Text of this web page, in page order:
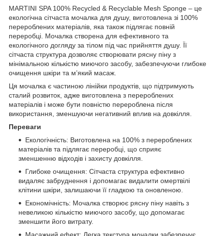
MARTINI SPA 100% Recycled & Recyclable Mesh Sponge – це
екологічна сітчаста мочалка для душу, виготовлена зі 100%
перероблених матеріалів, яка також підлягає повній
переробці. Мочалка створена для ефективного та
екологічного догляду за тілом під час прийняття душу. Її
сітчаста структура дозволяє створювати рясну піну з
мінімальною кількістю миючого засобу, забезпечуючи глибоке
очищення шкіри та м’який масаж.
Ця мочалка є частиною лінійки продуктів, що підтримують
сталий розвиток, адже виготовлена з перероблених
матеріалів і може бути повністю перероблена після
використання, зменшуючи негативний вплив на довкілля.
Переваги
Екологічність: Виготовлена на 100% з перероблених
матеріалів та підлягає переробці, що сприяє
зменшенню відходів і захисту довкілля.
Глибоке очищення: Сітчаста структура ефективно
видаляє забруднення і допомагає видалити омертвілі
клітини шкіри, залишаючи її гладкою та оновленою.
Економічність: Мочалка створює рясну піну навіть з
невеликою кількістю миючого засобу, що допомагає
зменшити його витрату.
Масажний ефект: Легка текстура мочалки забезпечує